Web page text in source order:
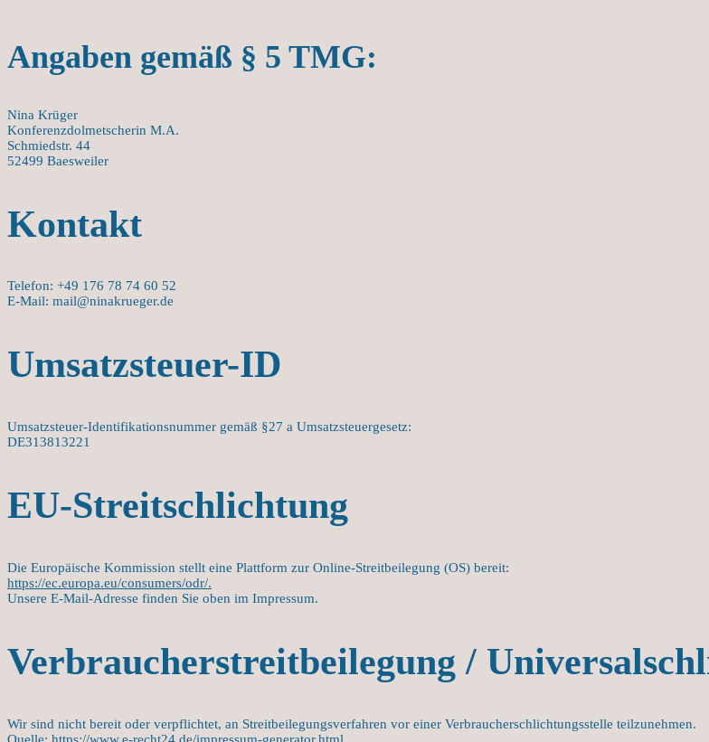
Angaben gemäß § 5 TMG:
Nina Krüger
Konferenzdolmetscherin M.A.
Schmiedstr. 44
52499 Baesweiler
Kontakt
Telefon: +49 176 78 74 60 52
E-Mail: mail@ninakrueger.de
Umsatzsteuer-ID
Umsatzsteuer-Identifikationsnummer gemäß §27 a Umsatzsteuergesetz:
DE313813221
EU-Streitschlichtung
Die Europäische Kommission stellt eine Plattform zur Online-Streitbeilegung (OS) bereit:
https://ec.europa.eu/consumers/odr/.
Unsere E-Mail-Adresse finden Sie oben im Impressum.
Verbraucherstreitbeilegung /
Wir sind nicht bereit oder verpflichtet, an Streitbeilegungsverfahren vor einer Verbraucherschlichtungsstelle teilzunehmen.
Quelle: https://www.e-recht24.de/impressum-generator.html